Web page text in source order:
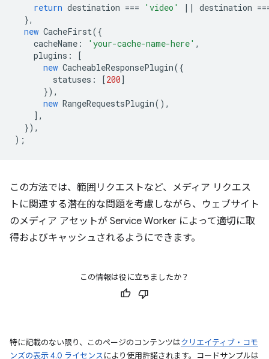
return destination === 'video' || destination
},
new CacheFirst({
cacheName : 'your-cache-name-here' ,
plugins :
[
new CacheableResponsePlugin({
statuses : [200]
}),
new RangeRequestsPlugin(),
],
}),
);
この方法では、範囲リクエストなど、メディア リクエス
トに関連する潜在的な問題を考慮しながら、ウェブサイト
のメディア アセットが Service Worker によって適切に取
得およびキャッシュされるようにできます。
この情報は役に立ちましたか？
特に記載のない限り、このページのコンテンツはクリエイティブ・コモ
ンズの表示 4.0 ライセンスにより使用許諾されます。コードサンプルは